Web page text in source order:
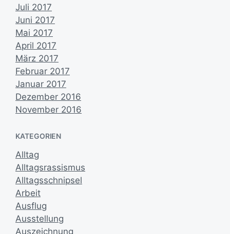
Juli 2017
Juni 2017
Mai 2017
April 2017
März 2017
Februar 2017
Januar 2017
Dezember 2016
November 2016
KATEGORIEN
Alltag
Alltagsrassismus
Alltagsschnipsel
Arbeit
Ausflug
Ausstellung
Auszeichnung